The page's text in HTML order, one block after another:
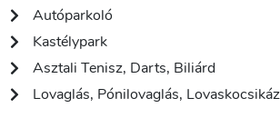
Autóparkoló
Kastélypark
Asztali Tenisz, Darts, Biliárd
Lovaglás, Pónilovaglás,